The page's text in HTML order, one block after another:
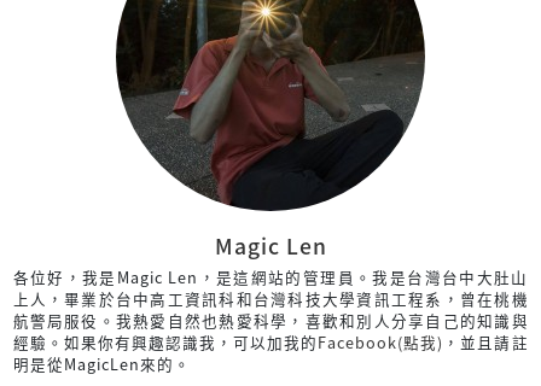
Magic Len
各位好，我是Magic Len，是這網站的管理員。我是台灣台中大肚山
上人，畢業於台中高工資訊科和台灣科技大學資訊工程系，曾在桃機
航警局服役。我熱愛自然也熱愛科學，喜歡和別人分享自己的知識與
經驗。如果你有興趣認識我，可以加我的Facebook(點我) ，並且請註
明是從MagicLen來的。